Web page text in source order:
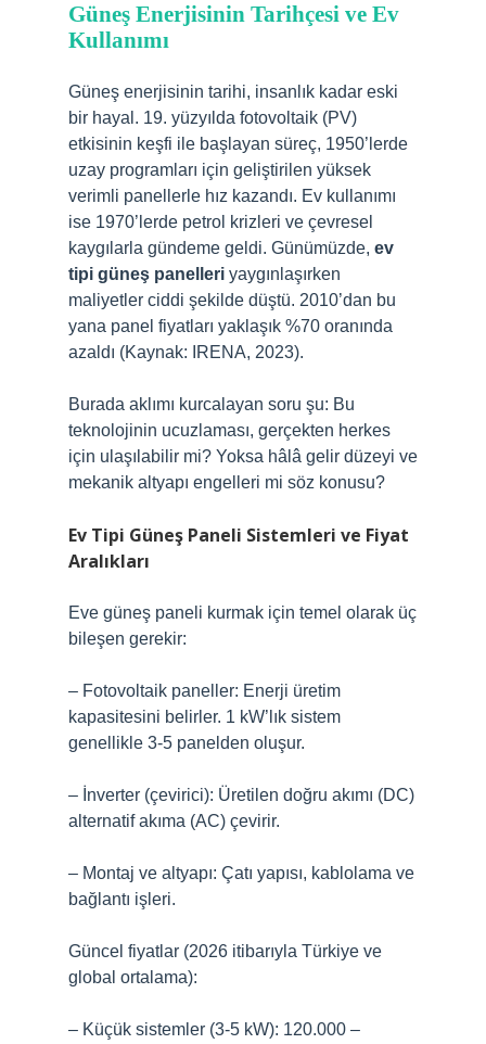
Güneş Enerjisinin Tarihçesi ve Ev
Kullanımı
Güneş enerjisinin tarihi, insanlık kadar eski
bir hayal. 19. yüzyılda fotovoltaik (PV)
etkisinin keşfi ile başlayan süreç, 1950’lerde
uzay programları için geliştirilen yüksek
verimli panellerle hız kazandı. Ev kullanımı
ise 1970’lerde petrol krizleri ve çevresel
kaygılarla gündeme geldi. Günümüzde, ev
tipi güneş panelleri yaygınlaşırken
maliyetler ciddi şekilde düştü. 2010’dan bu
yana panel fiyatları yaklaşık %70 oranında
azaldı (Kaynak: IRENA, 2023).
Burada aklımı kurcalayan soru şu: Bu
teknolojinin ucuzlaması, gerçekten herkes
için ulaşılabilir mi? Yoksa hâlâ gelir düzeyi ve
mekanik altyapı engelleri mi söz konusu?
Ev Tipi Güneş Paneli Sistemleri ve Fiyat
Aralıkları
Eve güneş paneli kurmak için temel olarak üç
bileşen gerekir:
– Fotovoltaik paneller: Enerji üretim
kapasitesini belirler. 1 kW’lık sistem
genellikle 3-5 panelden oluşur.
– İnverter (çevirici): Üretilen doğru akımı (DC)
alternatif akıma (AC) çevirir.
– Montaj ve altyapı: Çatı yapısı, kablolama ve
bağlantı işleri.
Güncel fiyatlar (2026 itibarıyla Türkiye ve
global ortalama):
– Küçük sistemler (3-5 kW): 120.000 –